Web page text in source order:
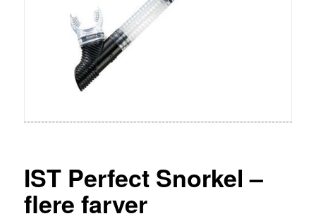
IST Perfect Snorkel –
flere farver